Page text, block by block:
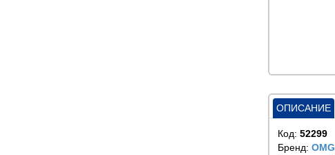
ОПИСАНИЕ
Код: 52299
Бренд: OMG